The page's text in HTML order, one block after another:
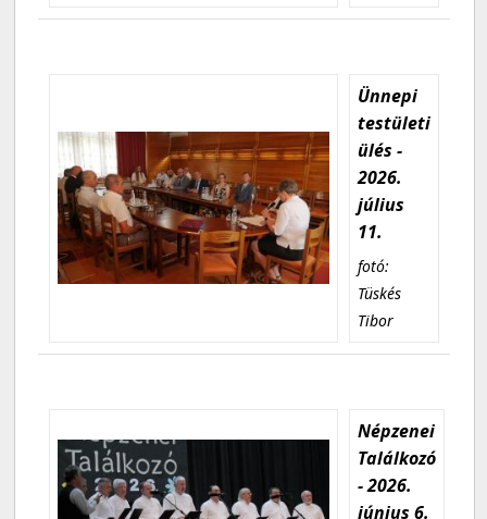
Ünnepi
testületi
ülés -
2026.
július
11.
fotó:
Tüskés
Tibor
Népzenei
Találkozó
- 2026.
június 6.